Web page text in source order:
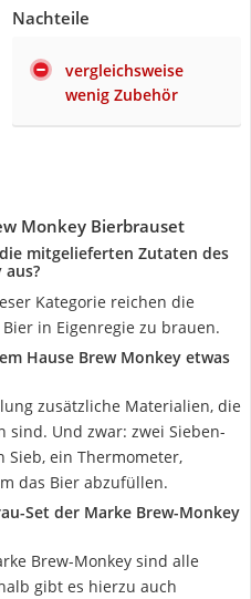
Nachteile
vergleichsweise
wenig Zubehör
Monkey Bierbrauset
mitgelieferten Zutaten des
Kategorie reichen die
in Eigenregie zu brauen.
Hause Brew Monkey etwas
zusätzliche Materialien, die
Und zwar: zwei Sieben-
Sieb, ein Thermometer,
das Bier abzufüllen.
Set der Marke Brew-Monkey
Brew-Monkey sind alle
gibt es hierzu auch